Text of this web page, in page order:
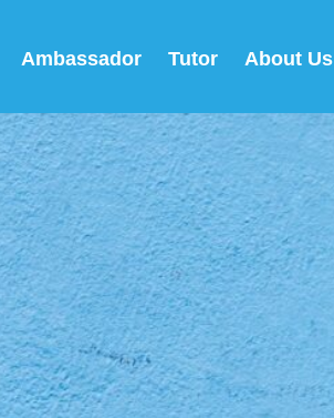
Ambassador Tutor About Us